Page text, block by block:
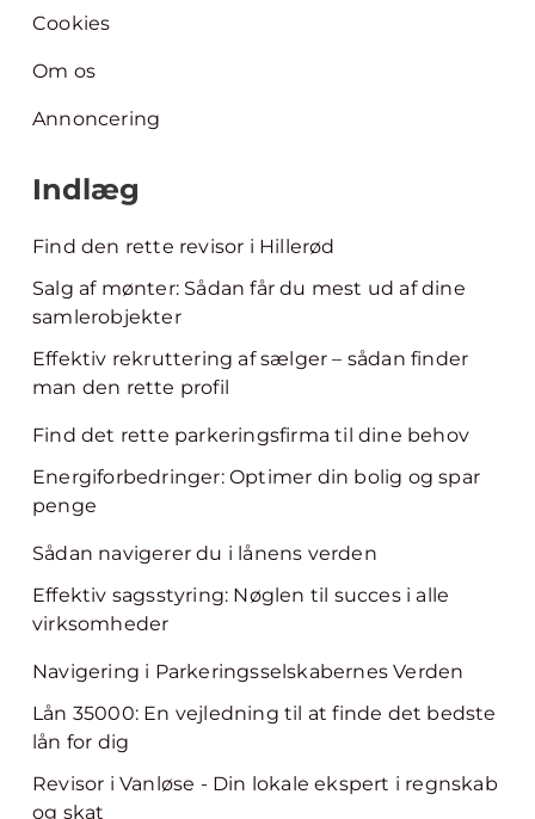
Cookies
Om os
Annoncering
Indlæg
Find den rette revisor i Hillerød
Salg af mønter: Sådan får du mest ud af dine
samlerobjekter
Effektiv rekruttering af sælger – sådan finder
man den rette profil
Find det rette parkeringsfirma til dine behov
Energiforbedringer: Optimer din bolig og spar
penge
Sådan navigerer du i lånens verden
Effektiv sagsstyring: Nøglen til succes i alle
virksomheder
Navigering i Parkeringsselskabernes Verden
Lån 35000: En vejledning til at finde det bedste
lån for dig
Revisor i Vanløse - Din lokale ekspert i regnskab
og skat